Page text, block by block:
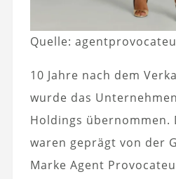
Quelle:
10 Jahre nach dem
wurde das
Holdings übernommen.
waren geprägt von der
Marke Agent